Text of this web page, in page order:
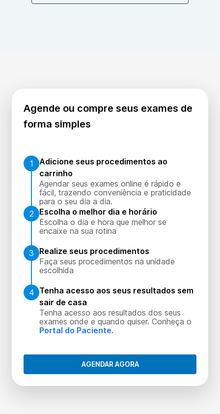
Agende ou compre seus exames de
forma simples
1
Adicione seus procedimentos ao
carrinho
Agendar seus exames online é rápido e
fácil, trazendo conveniência e praticidade
para o seu dia a dia.
2
Escolha o melhor dia e horário
Escolha o dia e hora que melhor se
encaixe na sua rotina
3
Realize seus procedimentos
Faça seus procedimentos na unidade
escolhida
4 Tenha acesso aos seus resultados sem
sair de casa
Tenha acesso aos resultados dos seus
exames onde e quando quiser. Conheça o
Portal do Paciente.
AGENDAR AGORA